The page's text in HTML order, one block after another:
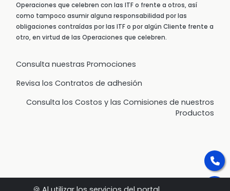
Operaciones que celebren con las ITF o frente a otros, así
como tampoco asumir alguna responsabilidad por las
obligaciones contraídas por las ITF o por algún Cliente frente a
otro, en virtud de las Operaciones que celebren.
Consulta nuestras Promociones
Revisa los Contratos de adhesión
Consulta los Costos y las Comisiones de nuestros
Productos